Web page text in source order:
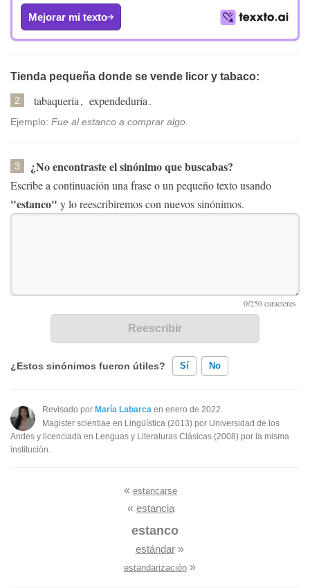
Mejorar mi texto
Tienda pequeña donde se vende licor y tabaco:
2 tabaquería, expendeduría.
Ejemplo: Fue al estanco a comprar algo.
3 ¿No encontraste el sinónimo que buscabas?
Escribe a continuación una frase o un pequeño texto usando
"estanco" y lo reescribiremos con nuevos sinónimos.
¿Estos sinónimos fueron útiles? Sí No
Existen sinónimos incorrectos
Ninguno de los sinónimos presentados me ayudó
Revisado por María Labarca en enero de 2022
Magister scientiae en Lingüística (2013) por Universidad de los
Andes y licenciada en Lenguas y Literaturas Clásicas (2008) por la misma
institución.
« estancarse
« estancia
estanco
estándar»
estandarización»